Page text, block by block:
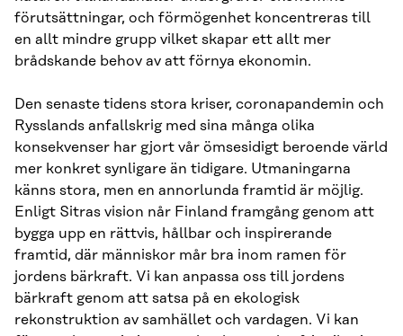
förutsättningar, och förmögenhet koncentreras till
en allt mindre grupp vilket skapar ett allt mer
brådskande behov av att förnya ekonomin.
Den senaste tidens stora kriser, coronapandemin och
Rysslands anfallskrig med sina många olika
konsekvenser har gjort vår ömsesidigt beroende värld
mer konkret synligare än tidigare. Utmaningarna
känns stora, men en annorlunda framtid är möjlig.
Enligt Sitras vision når Finland framgång genom att
bygga upp en rättvis, hållbar och inspirerande
framtid, där människor mår bra inom ramen för
jordens bärkraft. Vi kan anpassa oss till jordens
bärkraft genom att satsa på en ekologisk
rekonstruktion av samhället och vardagen. Vi kan